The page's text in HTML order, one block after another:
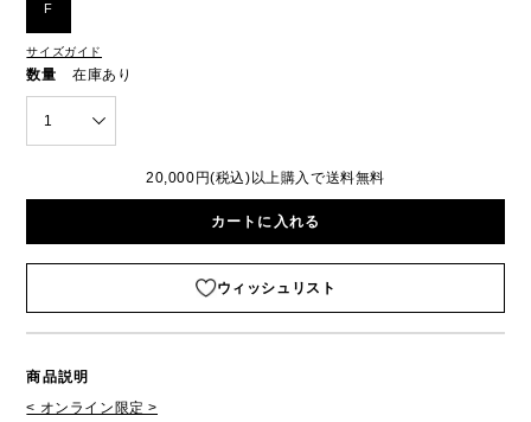
F
サイズガイド
数量 在庫あり
1
20,000円(税込)以上購入で送料無料
カートに入れる
ウィッシュリスト
商品説明
< オンライン限定 >